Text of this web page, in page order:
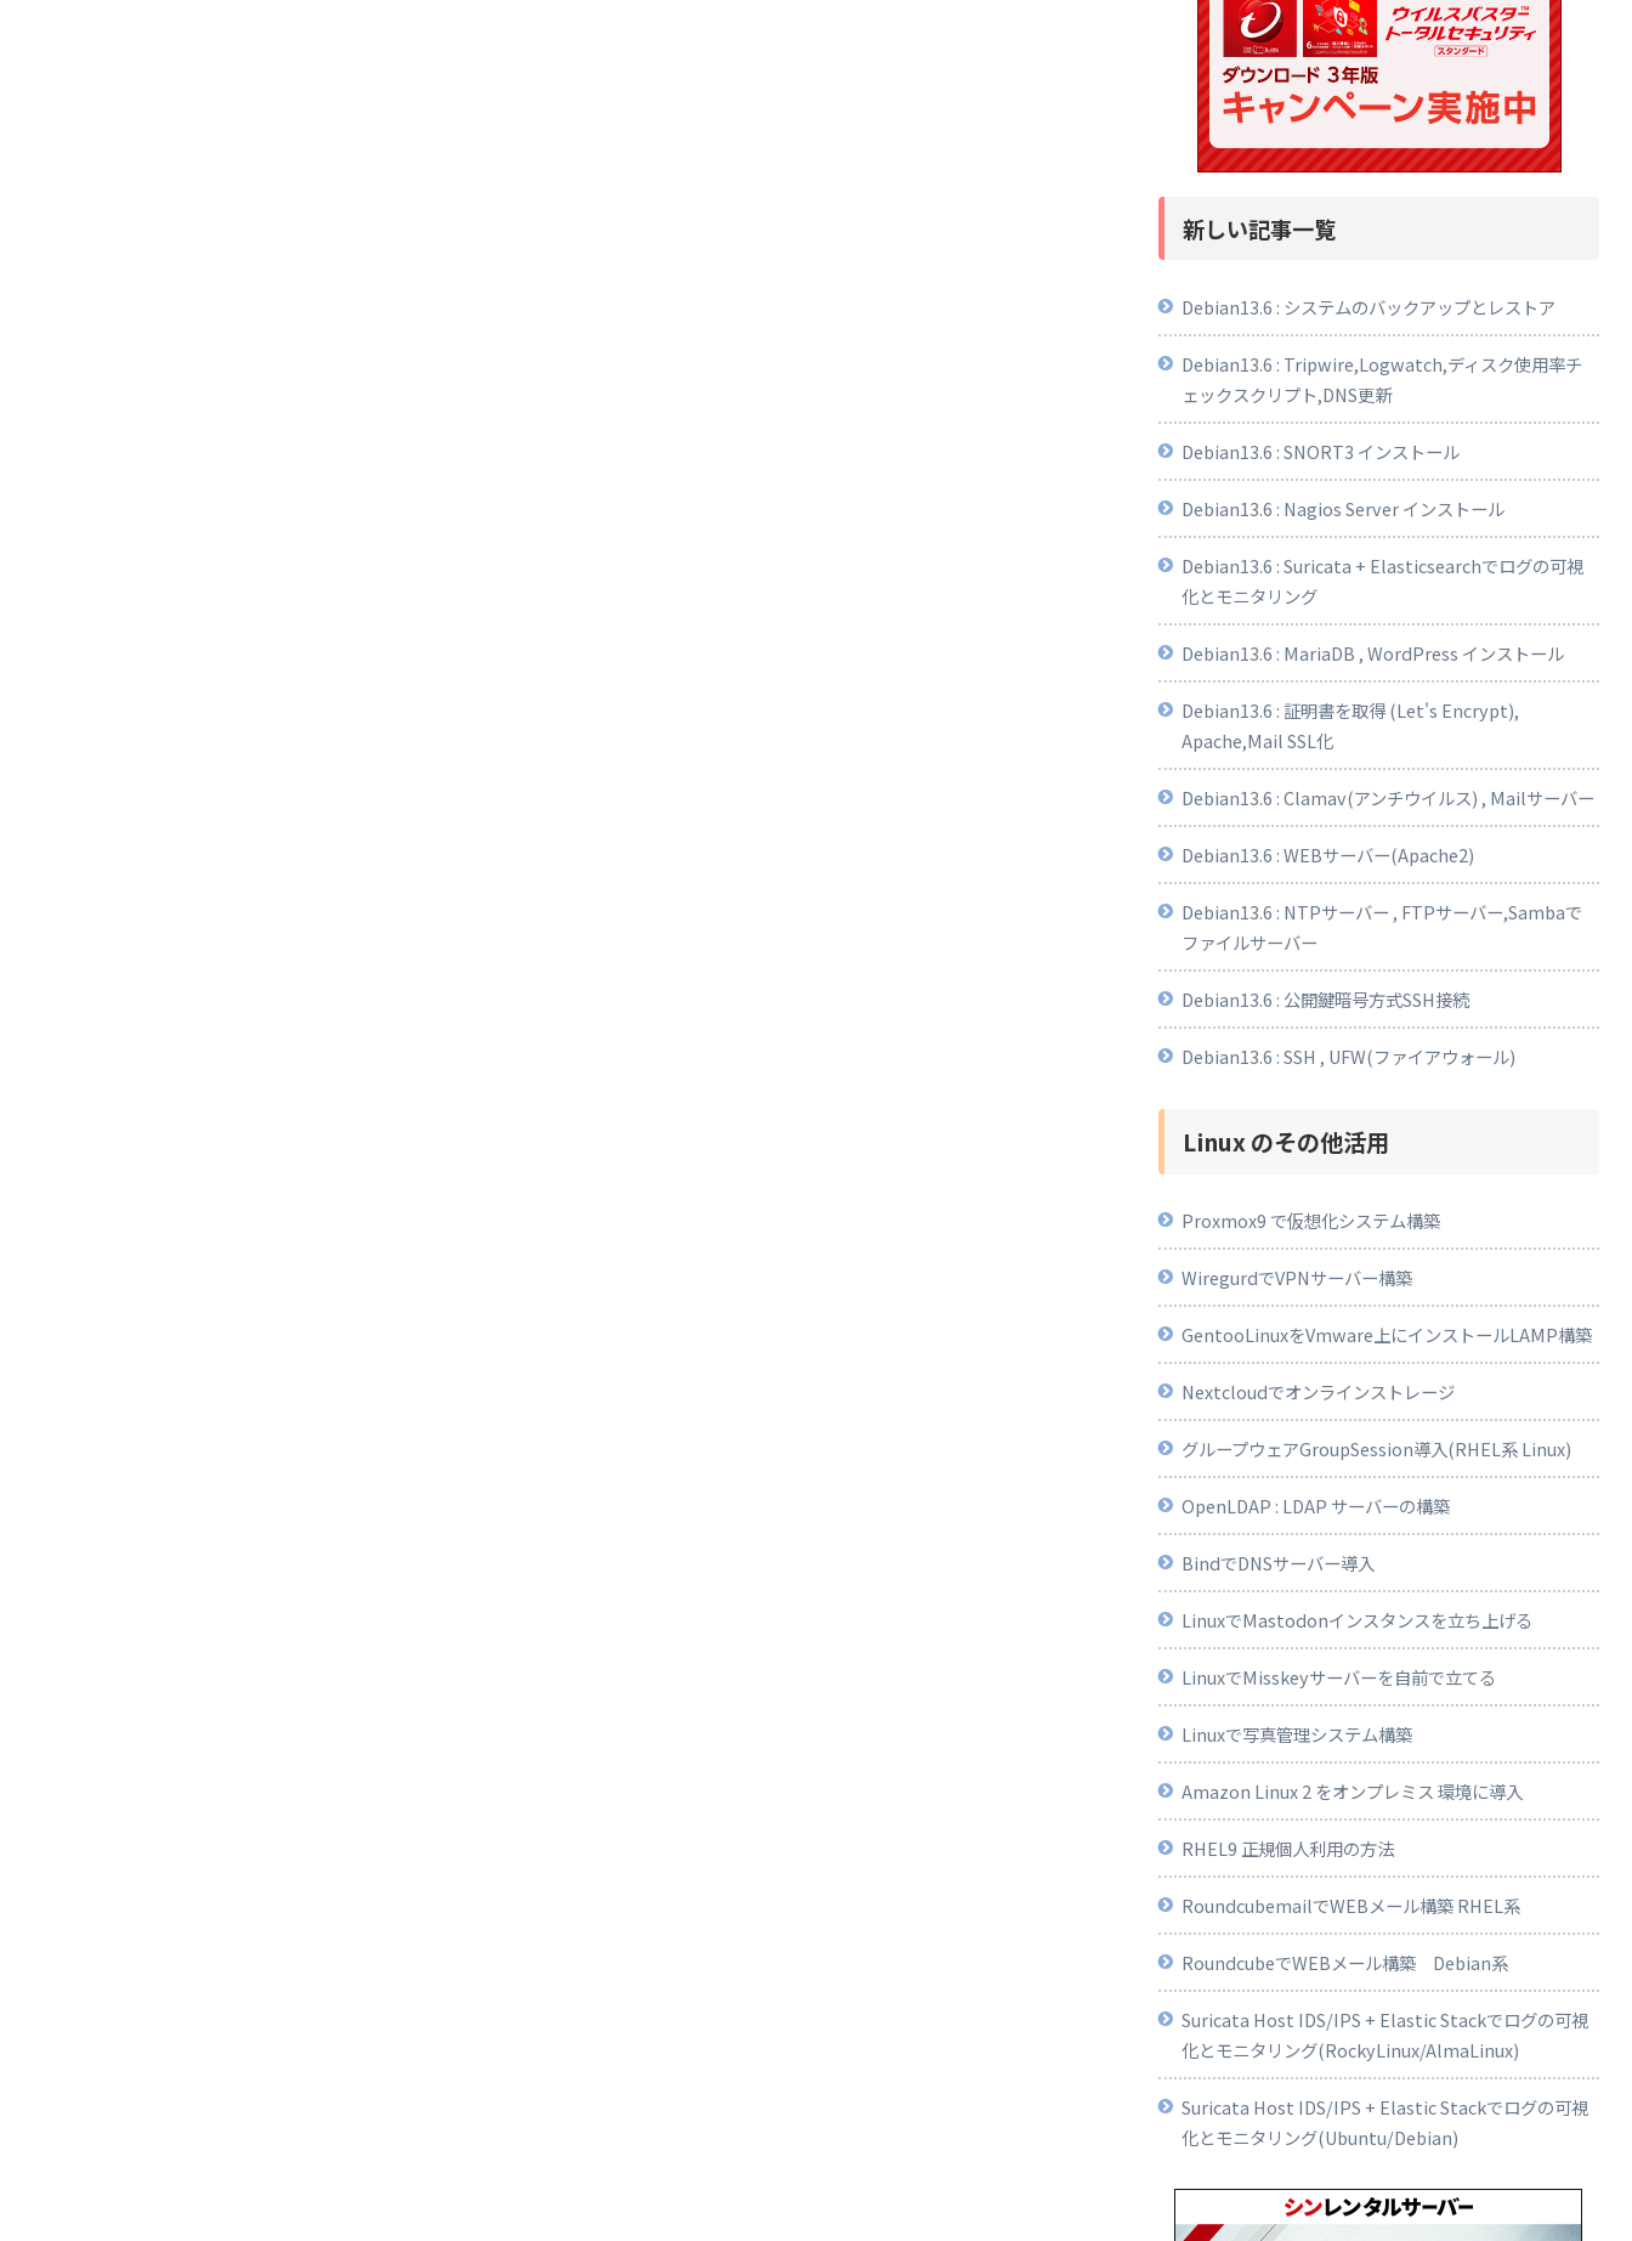
新しい記事一覧
Debian13.6 : システムのバックアップとレストア
Debian13.6 : Tripwire,Logwatch,ディスク使用率チ
ェックスクリプト,DNS更新
Debian13.6 : SNORT3 インストール
Debian13.6 : Nagios Server インストール
Debian13.6 : Suricata + Elasticsearchでログの可視
化とモニタリング
Debian13.6 : MariaDB , WordPress インストール
Debian13.6 : 証明書を取得 (Let's Encrypt),
Apache,Mail SSL化
Debian13.6 : Clamav(アンチウイルス) , Mailサーバー
Debian13.6 : WEBサーバー(Apache2)
Debian13.6 : NTPサーバー , FTPサーバー,Sambaで
ファイルサーバー
Debian13.6 : 公開鍵暗号方式SSH接続
Debian13.6 : SSH , UFW(ファイアウォール)
Linux のその他活用
Proxmox9 で仮想化システム構築
WiregurdでVPNサーバー構築
GentooLinuxをVmware上にインストールLAMP構築
Nextcloudでオンラインストレージ
グループウェアGroupSession導入(RHEL系 Linux)
OpenLDAP : LDAP サーバーの構築
BindでDNSサーバー導入
LinuxでMastodonインスタンスを立ち上げる
LinuxでMisskeyサーバーを自前で立てる
Linuxで写真管理システム構築
Amazon Linux 2 をオンプレミス 環境に導入
RHEL9 正規個人利用の方法
RoundcubemailでWEBメール構築 RHEL系
RoundcubeでWEBメール構築 Debian系
Suricata Host IDS/IPS + Elastic Stackでログの可視
化とモニタリング(RockyLinux/AlmaLinux)
Suricata Host IDS/IPS + Elastic Stackでログの可視
化とモニタリング(Ubuntu/Debian)